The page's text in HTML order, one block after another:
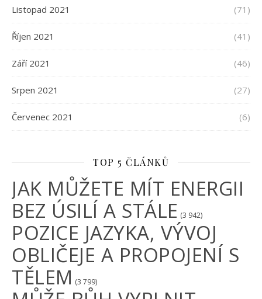
Listopad 2021 (71)
Říjen 2021 (41)
Září 2021 (46)
Srpen 2021 (27)
Červenec 2021 (6)
TOP 5 ČLÁNKŮ
JAK MŮŽETE MÍT ENERGII
BEZ ÚSILÍ A STÁLE (3 942)
POZICE JAZYKA, VÝVOJ
OBLIČEJE A PROPOJENÍ S
TĚLEM (3 799)